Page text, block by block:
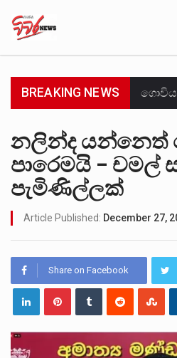
BREAKING NEWS
නලින්ද යන්නෙත්
පාරෙමයි – චමල්
පැමිණිල්ලක්
Article Published: December 27,
Share on Facebook